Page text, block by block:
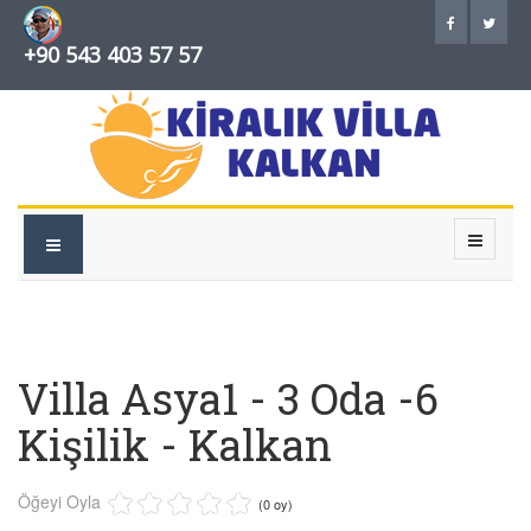
+90 543 403 57 57
Villa Asya1 - 3 Oda -6
Kişilik - Kalkan
Öğeyi Oyla (0 oy)